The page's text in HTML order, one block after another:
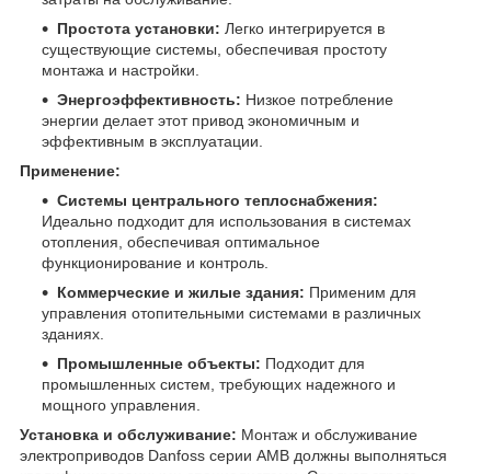
Простота установки: Легко интегрируется в
существующие системы, обеспечивая простоту
монтажа и настройки.
Энергоэффективность: Низкое потребление
энергии делает этот привод экономичным и
эффективным в эксплуатации.
Применение:
Системы центрального теплоснабжения:
Идеально подходит для использования в системах
отопления, обеспечивая оптимальное
функционирование и контроль.
Коммерческие и жилые здания: Применим для
управления отопительными системами в различных
зданиях.
Промышленные объекты: Подходит для
промышленных систем, требующих надежного и
мощного управления.
Установка и обслуживание: Монтаж и обслуживание
электроприводов Danfoss серии AMB должны выполняться